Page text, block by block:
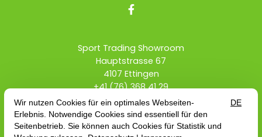

Sport Trading Showroom
Hauptstrasse 67
4107 Ettingen
+41 (76) 368 41 29
info@sport-trading.ch
Händler Schweiz Teamrider